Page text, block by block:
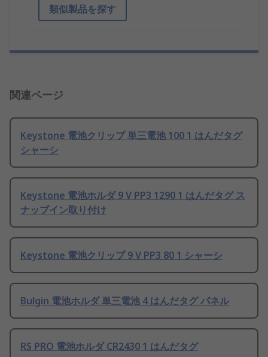
類似製品を探す
関連ページ
Keystone 電池クリップ 単三電池 100 1 はんだタグ
シャーシ
Keystone 電池ホルダ 9 V PP3 1290 1 はんだタグ ス
ナップイン取り付け
Keystone 電池クリップ 9 V PP3 80 1 シャーシ
Bulgin 電池ホルダ 単三電池 4 はんだタグ パネル
RS PRO 電池ホルダ CR2430 1 はんだタグ